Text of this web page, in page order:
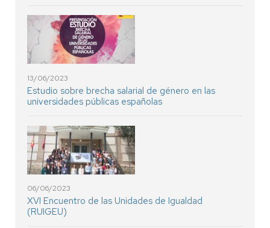
13/06/2023
Estudio sobre brecha salarial de género en las
universidades públicas españolas
06/06/2023
XVI Encuentro de las Unidades de Igualdad
(RUIGEU)